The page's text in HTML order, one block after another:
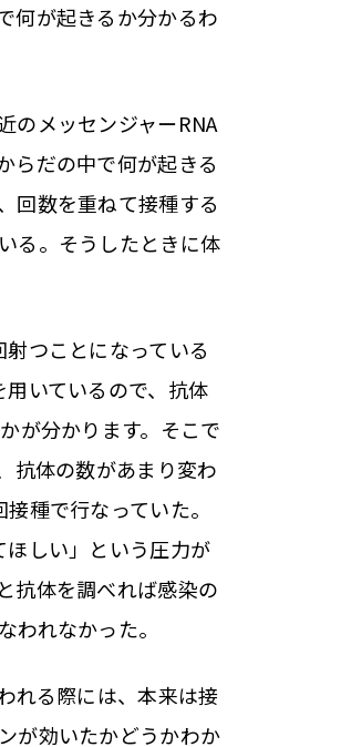
何が起きるか分かるわ
のメッセンジャーRNA
らだの中で何が起きる
回数を重ねて接種する
る。そうしたときに体
つことになっている
いているので、抗体
が分かります。そこで
抗体の数があまり変わ
種で行なっていた。
しい」という圧力が
抗体を調べれば感染の
れなかった。
れる際には、本来は接
が効いたかどうかわか